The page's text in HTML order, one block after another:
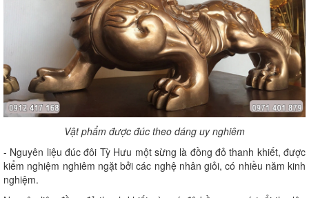
Vật phẩm được đúc theo dáng uy nghiêm
- Nguyên liệu đúc đôi Tỳ Hưu một sừng là đồng đỏ thanh khiết, được
kiểm nghiệm nghiêm ngặt bởi các nghệ nhân giỏi, có nhiều năm kinh
nghiệm.